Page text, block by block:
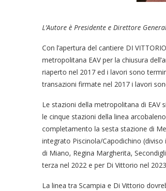
L’Autore è Presidente e Direttore
Con l’apertura del cantiere DI
metropolitana EAV per la chiusura
riaperto nel 2017 ed i lavori sono
transazioni firmate nel 2017 i lavori
Le stazioni della metropolitana di EAV
le cinque stazioni della linea
completamento la sesta stazione di
integrato Piscinola/Capodichino
di Miano, Regina Margherita,
terza nel 2022 e per Di Vittorio nel
La linea tra Scampia e Di Vittorio